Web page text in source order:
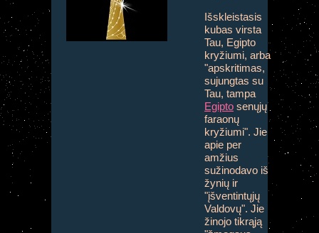
Išskleistasis
kubas virsta
Tau, Egipto
kryžiumi, arba
"apskritimas,
sujungtas su
Tau, tampa
Egipto senųjų
faraonų
kryžiumi". Jie
apie per
amžius
sužinodavo iš
žynių ir
"įšventintųjų
Valdovų". Jie
žinojo tikrąją